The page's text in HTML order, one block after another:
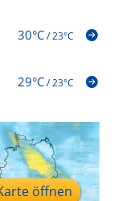
30°C/23°C
29°C/23°C
öffnen